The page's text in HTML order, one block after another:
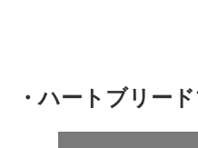
・ハートブリー